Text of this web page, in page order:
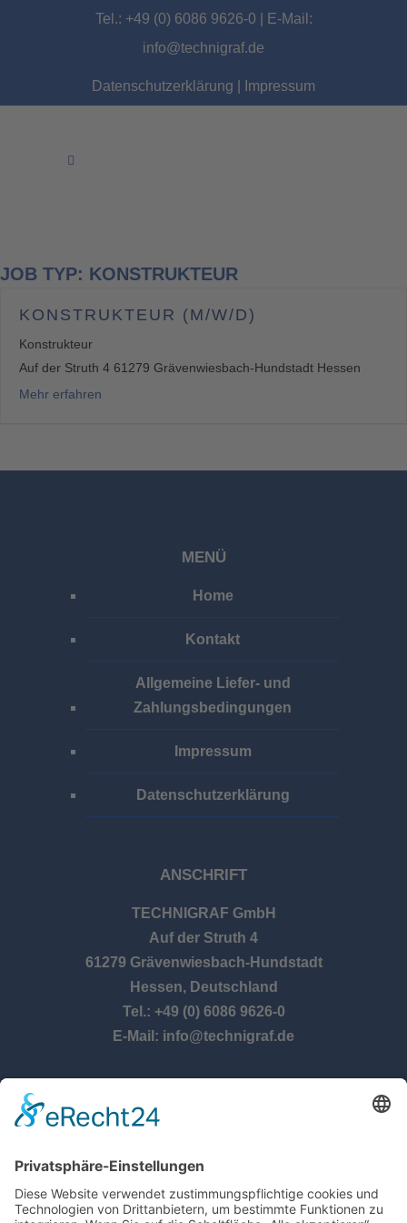
Tel.: +49 (0) 6086 9626-0 | E-Mail:
info@technigraf.de
Datenschutzerklärung Impressum
JOB TYP: KONSTRUKTEUR
KONSTRUKTEUR (M/W/D)
Konstrukteur
Auf der Struth 4 61279 Grävenwiesbach-Hundstadt Hessen
Mehr erfahren
MENÜ
Home
Kontakt
Allgemeine Liefer- und
Zahlungsbedingungen
Impressum
Datenschutzerklärung
ANSCHRIFT
TECHNIGRAF GmbH
Auf der Struth 4
61279 Grävenwiesbach-Hundstadt
Hessen, Deutschland
Tel.: +49 (0) 6086 9626-0
E-Mail: info@technigraf.de
ÖFFNUNGSZEITEN
8:00 Uhr – 17:00 Uhr
Freitag:
8:00 Uhr – 14:30 Uhr